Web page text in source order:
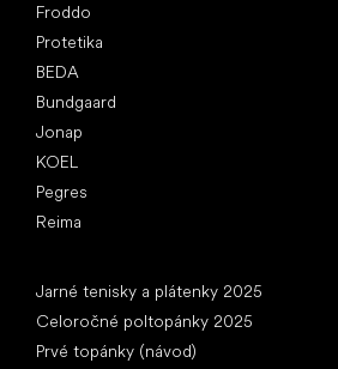
Froddo
Protetika
BEDA
Bundgaard
Jonap
KOEL
Pegres
Reima
Jarné tenisky a plátenky 2025
Celoročné poltopánky 2025
Prvé topánky (návod)